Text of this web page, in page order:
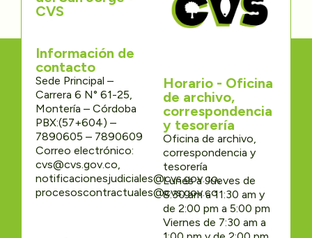
CVS
Información de
contacto
Sede Principal –
Carrera 6 N° 61-25,
Montería – Córdoba
PBX:(57+604) –
7890605 – 7890609
Correo electrónico:
cvs@cvs.gov.co,
notificacionesjudiciales@cvs.gov.co,
procesoscontractuales@cvs.gov.co
Horario - Oficina
de archivo,
correspondencia
y tesorería
Oficina de archivo,
correspondencia y
tesorería
Lunes a Jueves de
8:30 am a 11:30 am y
de 2:00 pm a 5:00 pm
Viernes de 7:30 am a